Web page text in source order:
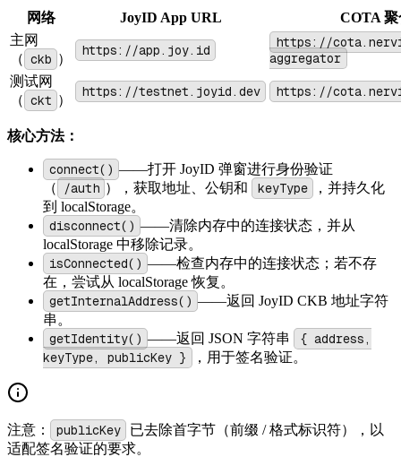
网络 JoyID App URL
COTA
主网
（ ckb ）
https://app.joy.id
https://
aggregator
测试网
（ ckt ）
https://testnet.joyid.dev https://
核心方法：
connect() ——打开 JoyID 弹窗进行身份验证
（
/auth ），获取地址、公钥和 keyType
，并持久化
到 localStorage。
disconnect() ——清除内存中的连接状态，并从
localStorage 中移除记录。
isConnected() ——检查内存中的连接状态；若不存
在，尝试从 localStorage 恢复。
getInternalAddress() ——返回 JoyID CKB 地址字符
串。
getIdentity() ——返回 JSON 字符串
{ address,
keyType, publicKey }
，用于签名验证。
注意： publicKey
已去除首字节（前缀 / 格式标识符），以
适配签名验证的要求。